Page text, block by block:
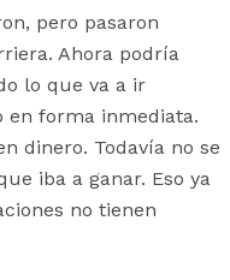
pero pasaron
Ahora podría
lo que va a ir
en forma inmediata.
dinero. Todavía no se
iba a ganar. Eso ya
no tienen